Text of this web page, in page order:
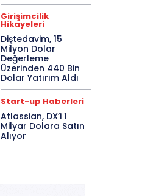
Girişimcilik
Hikayeleri
Diştedavim, 15
Milyon Dolar
Değerleme
Üzerinden 440 Bin
Dolar Yatırım Aldı
Start-up Haberleri
Atlassian, DX’i 1
Milyar Dolara Satın
Alıyor